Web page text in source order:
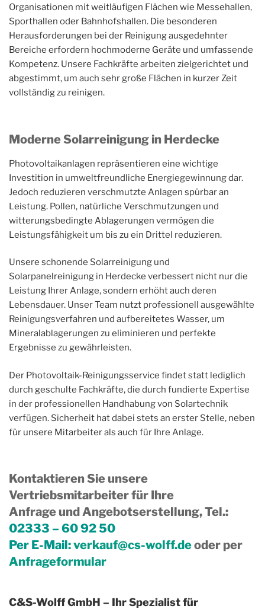
Organisationen mit weitläufigen Flächen wie Messehallen,
Sporthallen oder Bahnhofshallen. Die besonderen
Herausforderungen bei der Reinigung ausgedehnter
Bereiche erfordern hochmoderne Geräte und umfassende
Kompetenz. Unsere Fachkräfte arbeiten zielgerichtet und
abgestimmt, um auch sehr große Flächen in kurzer Zeit
vollständig zu reinigen.
Moderne Solarreinigung in Herdecke
Photovoltaikanlagen repräsentieren eine wichtige
Investition in umweltfreundliche Energiegewinnung dar.
Jedoch reduzieren verschmutzte Anlagen spürbar an
Leistung. Pollen, natürliche Verschmutzungen und
witterungsbedingte Ablagerungen vermögen die
Leistungsfähigkeit um bis zu ein Drittel reduzieren.
Unsere schonende Solarreinigung und
Solarpanelreinigung in Herdecke verbessert nicht nur die
Leistung Ihrer Anlage, sondern erhöht auch deren
Lebensdauer. Unser Team nutzt professionell ausgewählte
Reinigungsverfahren und aufbereitetes Wasser, um
Mineralablagerungen zu eliminieren und perfekte
Ergebnisse zu gewährleisten.
Der Photovoltaik-Reinigungsservice findet statt lediglich
durch geschulte Fachkräfte, die durch fundierte Expertise
in der professionellen Handhabung von Solartechnik
verfügen. Sicherheit hat dabei stets an erster Stelle, neben
für unsere Mitarbeiter als auch für Ihre Anlage.
Kontaktieren Sie unsere
Vertriebsmitarbeiter für Ihre
Anfrage und Angebotserstellung, Tel.:
02333 – 60 92 50
Per E-Mail:verkauf@cs-wolff.deoder per
Anfrageformular
C&S-Wolff GmbH – Ihr Spezialist für